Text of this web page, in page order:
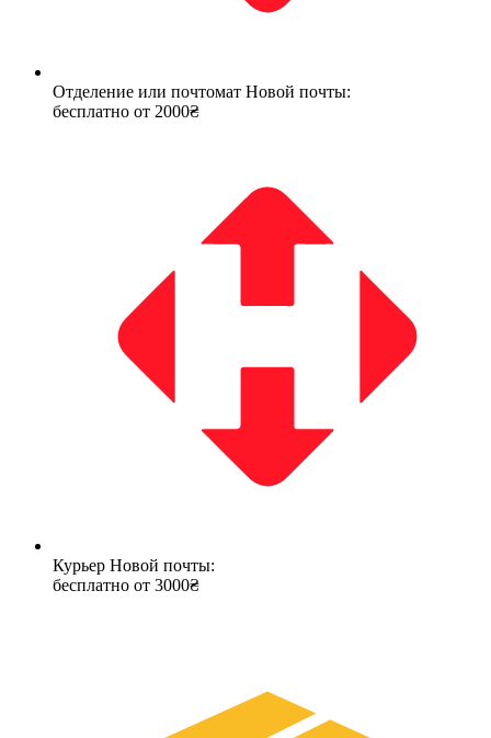
Отделение или почтомат Новой почты:
бесплатно от 2000₴
Курьер Новой почты:
бесплатно от 3000₴